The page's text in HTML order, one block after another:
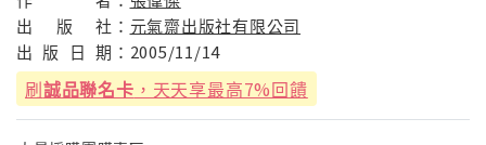
出
版 社： 元氣齋出版社有限公司
出 版 日 期： 2005/11/14
刷誠品聯名卡 ，天天享最高7%回饋